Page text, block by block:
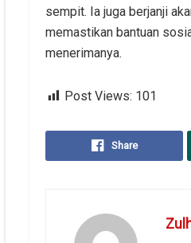
sempit. Ia juga berjanji
memastikan bantuan
menerimanya.
Post Views: 101
Share